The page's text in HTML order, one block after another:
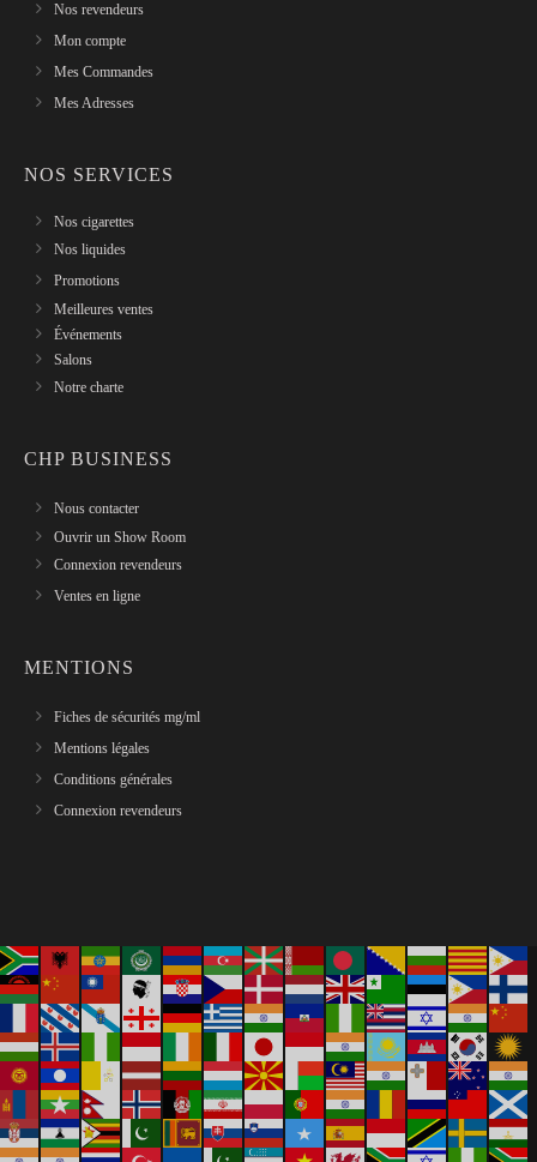
Nos revendeurs
Mon compte
Mes Commandes
Mes Adresses
NOS SERVICES
Nos cigarettes
Nos liquides
Promotions
Meilleures ventes
Événements
Salons
Notre charte
CHP BUSINESS
Nous contacter
Ouvrir un Show Room
Connexion revendeurs
Ventes en ligne
MENTIONS
Fiches de sécurités mg/ml
Mentions légales
Conditions générales
Connexion revendeurs